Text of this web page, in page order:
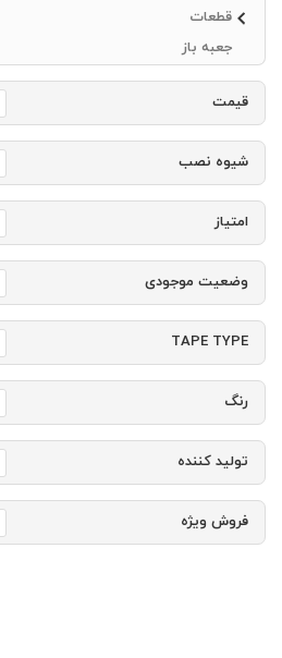
قطعات
جعبه باز
قیمت
شیوه نصب
امتیاز
وضعیت موجودی
TAPE TYPE
رنگ
تولید کننده
فروش ویژه